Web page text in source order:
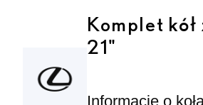
Komplet
21"
Informacje o